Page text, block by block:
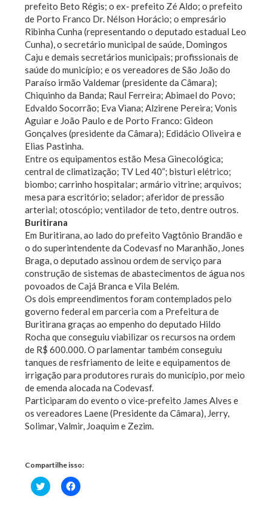
prefeito Beto Régis; o ex- prefeito Zé Aldo; o prefeito
de Porto Franco Dr. Nélson Horácio; o empresário
Ribinha Cunha (representando o deputado estadual Leo
Cunha), o secretário municipal de saúde, Domingos
Caju e demais secretários municipais; profissionais de
saúde do município; e os vereadores de São João do
Paraíso irmão Valdemar (presidente da Câmara);
Chiquinho da Banda; Raul Ferreira; Abimael do Povo;
Edvaldo Socorrão; Eva Viana; Alzirene Pereira; Vonis
Aguiar e João Paulo e de Porto Franco: Gideon
Gonçalves (presidente da Câmara); Edidácio Oliveira e
Elias Pastinha.
Entre os equipamentos estão Mesa Ginecológica;
central de climatização; TV Led 40”; bisturi elétrico;
biombo; carrinho hospitalar; armário vitrine; arquivos;
mesa para escritório; selador; aferidor de pressão
arterial; otoscópio; ventilador de teto, dentre outros.
Buritirana
Em Buritirana, ao lado do prefeito Vagtônio Brandão e
o do superintendente da Codevasf no Maranhão, Jones
Braga, o deputado assinou ordem de serviço para
construção de sistemas de abastecimentos de água nos
povoados de Cajá Branca e Vila Belém.
Os dois empreendimentos foram contemplados pelo
governo federal em parceria com a Prefeitura de
Buritirana graças ao empenho do deputado Hildo
Rocha que conseguiu viabilizar os recursos na ordem
de R$ 600.000. O parlamentar também conseguiu
tanques de resfriamento de leite e equipamentos de
irrigação para produtores rurais do município, por meio
de emenda alocada na Codevasf.
Participaram do evento o vice-prefeito James Alves e
os vereadores Laene (Presidente da Câmara), Jerry,
Solimar, Valmir, Joaquim e Zezim.
Compartilhe isso:
Clique
para
Clique
para